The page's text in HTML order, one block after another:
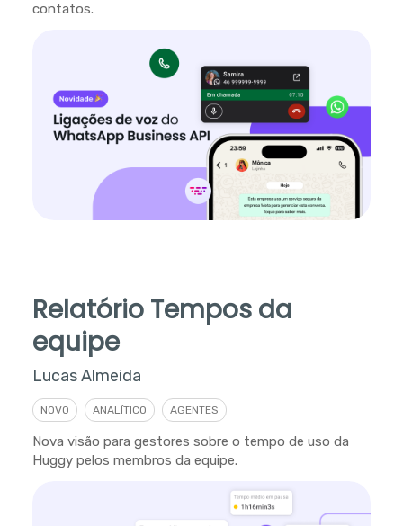
contatos.
Relatório Tempos da
equipe
Lucas Almeida
NOVO ANALÍTICO AGENTES
Nova visão para gestores sobre o tempo de uso da
Huggy pelos membros da equipe.